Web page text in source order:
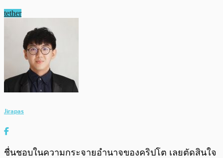
tether
Jirapas
ชื่นชอบในความกระจายอำนาจของคริปโต เลยตัดสินใจ